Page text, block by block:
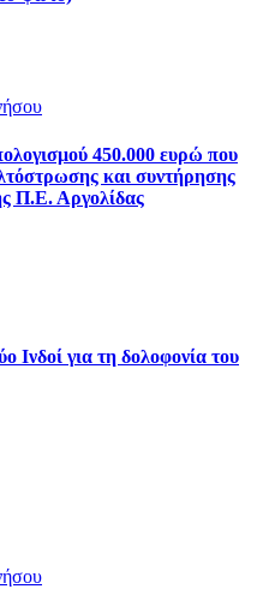
450.000 ευρώ που
και συντήρησης
Π.Ε. Αργολίδας
Ινδοί για τη δολοφονία του